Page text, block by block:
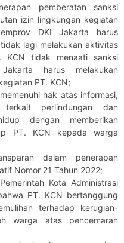
pemberatan sanksi
izin lingkungan kegiatan
DKI Jakarta harus
lagi melakukan aktivitas
KCN tidak menaati sanksi
harus melakukan
PT. KCN;
hak atas informasi,
perlindungan dan
dengan memberikan
PT. KCN kepada warga
dalam penerapan
Nomor 21 Tahun 2022;
Kota Administrasi
PT. KCN bertanggung
terhadap kerugian-
warga atas pencemaran